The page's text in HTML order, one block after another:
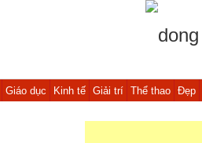
Giáo dục Kinh tế Giải trí Thể thao Đẹp